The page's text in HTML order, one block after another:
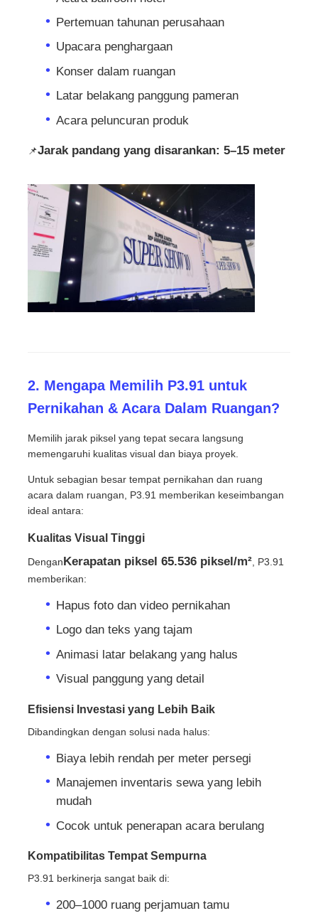
Papan Tampilan LED Luar
Papan reklame luar ruangan
Pertemuan tahunan perusahaan
Upacara penghargaan
Konser dalam ruangan
Latar belakang panggung pameran
Acara peluncuran produk
📌Jarak pandang yang disarankan: 5–15 meter
2. Mengapa Memilih P3.91 untuk
Pernikahan & Acara Dalam Ruangan?
Memilih jarak piksel yang tepat secara langsung
memengaruhi kualitas visual dan biaya proyek.
Untuk sebagian besar tempat pernikahan dan ruang
acara dalam ruangan, P3.91 memberikan keseimbangan
ideal antara:
Kualitas Visual Tinggi
DenganKerapatan piksel 65.536 piksel/m² , P3.91
memberikan:
Hapus foto dan video pernikahan
Logo dan teks yang tajam
Animasi latar belakang yang halus
Visual panggung yang detail
Efisiensi Investasi yang Lebih Baik
Dibandingkan dengan solusi nada halus:
Biaya lebih rendah per meter persegi
Manajemen inventaris sewa yang lebih
mudah
Cocok untuk penerapan acara berulang
Kompatibilitas Tempat Sempurna
P3.91 berkinerja sangat baik di:
200–1000 ruang perjamuan tamu